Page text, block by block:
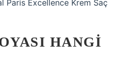
Paris Excellence Krem Saç
HANGI